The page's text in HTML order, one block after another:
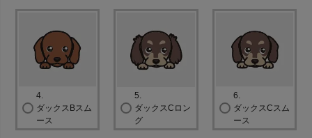
4.
ダックスBスム
ース
5.
ダックスCロン
グ
6.
ダックスCスム
ース